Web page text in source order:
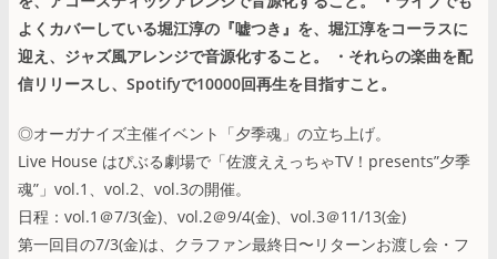
よくカバーしている堀江淳の『嘘つき』を、堀江淳をコーラスに
迎え、ジャズ風アレンジで音源化すること。 ・それらの楽曲を配
信リリースし、Spotifyで10000回再生を目指すこと。
◎オーガナイズ主催イベント「夕季魂」の立ち上げ。
Live House はぴぶる劇場で「佐渡ええっちゃTV！presents”夕季
魂”」vol.1、vol.2、vol.3の開催。
日程：vol.1＠7/3(金)、vol.2＠9/4(金)、vol.3＠11/13(金)
第一回目の7/3(金)は、クラファン最終日〜リターンお渡し会・フ